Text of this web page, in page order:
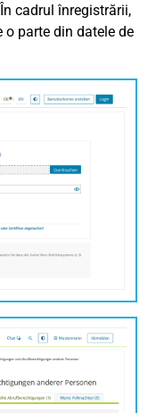
cadrul înregistrării,
parte din datele de